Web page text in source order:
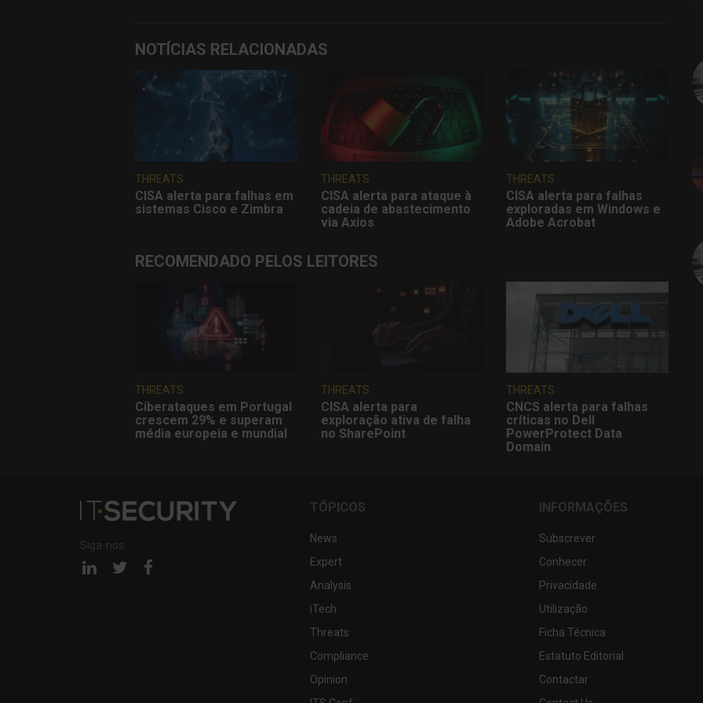
NOTÍCIAS RELACIONADAS
THREATS
CISA alerta para falhas em
sistemas Cisco e Zimbra
THREATS
CISA alerta para ataque à
cadeia de abastecimento
via Axios
THREATS
CISA alerta para falhas
exploradas em Windows e
Adobe Acrobat
RECOMENDADO PELOS LEITORES
THREATS
Ciberataques em Portugal
crescem 29% e superam
média europeia e mundial
THREATS
CISA alerta para
exploração ativa de falha
no SharePoint
THREATS
CNCS alerta para falhas
críticas no Dell
PowerProtect Data
Domain
Siga-nos:
Página Página
TÓPICOS
News
Expert
Analysis
iTech
Threats
Compliance
Opinion
INFORMAÇÕES
Subscrever
Conhecer
Privacidade
Utilização
Ficha Técnica
Estatuto Editorial
Contactar